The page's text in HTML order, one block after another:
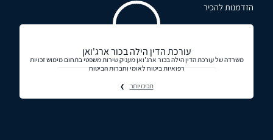
הזדמנות להכיר
עורכת הדין הילה בכור ארג'ואן
משרדה של עורכת הדין הילה בכור ארג'ואן מעניק שירות משפטי בתחום מימוש זכויות
רפואיות ביטוח לאומי וחברות הביטוח
תכירו יותר